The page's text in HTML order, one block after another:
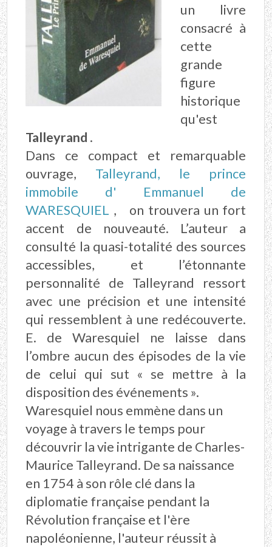
un livre
consacré à
cette
grande
figure
historique
qu'est
Talleyrand .
Dans ce compact et remarquable
ouvrage, Talleyrand, le prince
immobile d' Emmanuel de
WARESQUIEL , on trouvera un fort
accent de nouveauté. L’auteur a
consulté la quasi-totalité des sources
accessibles, et l’étonnante
personnalité de Talleyrand ressort
avec une précision et une intensité
qui ressemblent à une redécouverte.
E. de Waresquiel ne laisse dans
l’ombre aucun des épisodes de la vie
de celui qui sut « se mettre à la
disposition des événements ».
Waresquiel nous emmène dans un
voyage à travers le temps pour
découvrir la vie intrigante de Charles-
Maurice Talleyrand. De sa naissance
en 1754 à son rôle clé dans la
diplomatie française pendant la
Révolution française et l'ère
napoléonienne, l'auteur réussit à